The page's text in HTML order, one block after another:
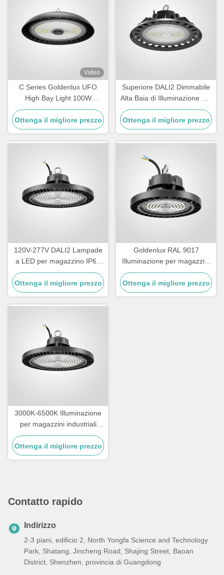
Video
C Series Goldenlux UFO
High Bay Light 100W
Industrial High Bay Led Light
Fixtures
Ottenga il migliore prezzo
Superiore DALI2 Dimmabile
Alta Baia di Illuminazione per
magazzino
Ottenga il migliore prezzo
120V-277V DALI2 Lampade
a LED per magazzino IP65
impermeabile
Ottenga il migliore prezzo
Goldenlux RAL 9017
Illuminazione per magazzini
ad alta baia SMD2835 Luci
industriali ad alta baia
Ottenga il migliore prezzo
3000K-6500K Illuminazione
per magazzini industriali
IK09 Rating LED High Bay
Lighting
Ottenga il migliore prezzo
Contatto rapido
Indirizzo
2-3 piani, edificio 2, North Yongfa Science and Technology
Park, Shatang, Jincheng Road, Shajing Street, Baoan
District, Shenzhen, provincia di Guangdong